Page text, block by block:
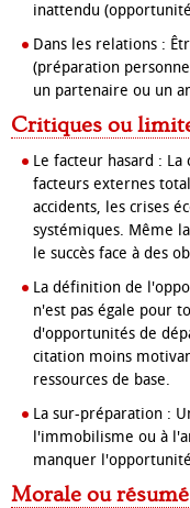
inattendu
Dans les relations :
(préparation
un partenaire ou un
Critiques ou
Le facteur hasard :
facteurs externes
accidents, les crises
systémiques. Même
le succès face à des
La définition de
n'est pas égale pour
d'opportunités de
citation moins
ressources de base.
La sur-préparation :
l'immobilisme ou à
manquer
Morale ou